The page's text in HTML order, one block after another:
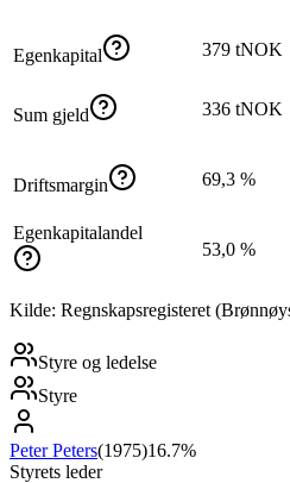
Egenkapital 379 tNOK
Sum gjeld 336 tNOK
Driftsmargin 69,3 %
Egenkapitalandel
53,0 %
Kilde: Regnskapsregisteret
Styre og ledelse
Styre
Peter Peters(1975)16.7%
Styrets leder